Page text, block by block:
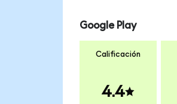
Google Play
Calificación
4.4